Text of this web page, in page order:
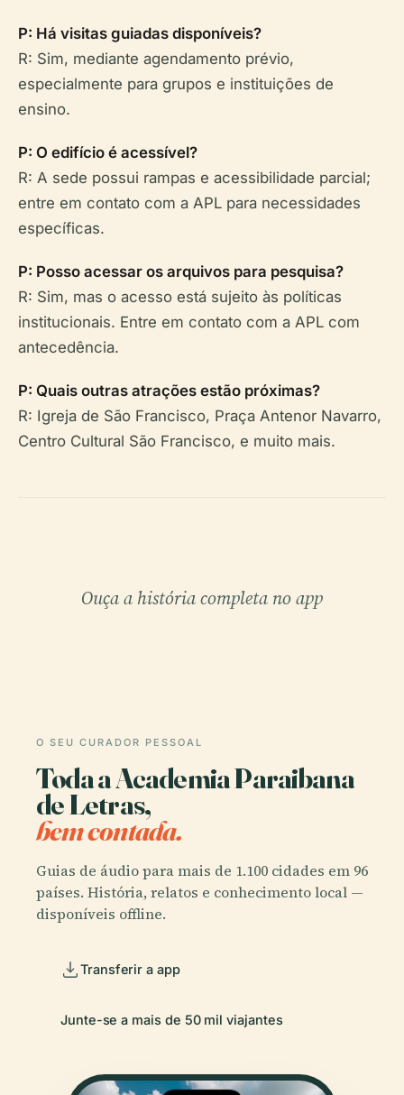
P: Há visitas guiadas disponíveis?
R: Sim, mediante agendamento prévio,
especialmente para grupos e instituições de
ensino.
P: O edifício é acessível?
R: A sede possui rampas e acessibilidade parcial;
entre em contato com a APL para necessidades
específicas.
P: Posso acessar os arquivos para pesquisa?
R: Sim, mas o acesso está sujeito às políticas
institucionais. Entre em contato com a APL com
antecedência.
P: Quais outras atrações estão próximas?
R: Igreja de São Francisco, Praça Antenor Navarro,
Centro Cultural São Francisco, e muito mais.
Ouça a história completa no app
O SEU CURADOR PESSOAL
Toda a Academia Paraibana
de Letras,
bem contada.
Guias de áudio para mais de 1.100 cidades em 96
países. História, relatos e conhecimento local —
disponíveis offline.
Transferir a app
Junte-se a mais de 50 mil viajantes